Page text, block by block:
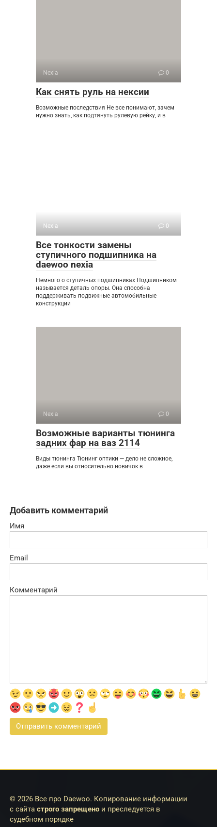
Nexia 0
Как снять руль на нексии
Возможные последствия Не все понимают, зачем
нужно знать, как подтянуть рулевую рейку, и в
Nexia 0
Все тонкости замены
ступичного подшипника на
daewoo nexia
Немного о ступичных подшипниках Подшипником
называется деталь опоры. Она способна
поддерживать подвижные автомобильные
конструкции
Nexia 0
Возможные варианты тюнинга
задних фар на ваз 2114
Виды тюнинга Тюнинг оптики — дело не сложное,
даже если вы относительно новичок в
Добавить комментарий
Имя
Email
Комментарий
© 2026 Все про Daewoo. Копирование информации
с сайта строго запрещено и преследуется в
судебном порядке